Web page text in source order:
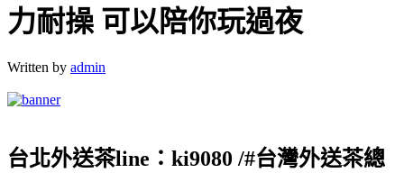
力耐操 可以陪你玩過夜
Written by admin
台北外送茶line：ki9080 /#台灣外送茶總